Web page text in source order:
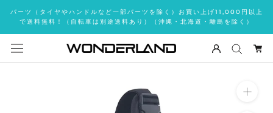
ッ
し
パーツ（タイヤやハンドルなど一部パーツを除く）お買い上げ11,000円以上
で送料無料！（自転車は別途送料あり）（沖縄・北海道・離島を除く）